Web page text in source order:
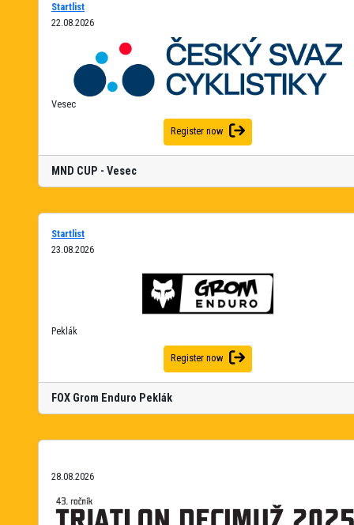
Startlist
22.08.2026
Vesec
Register now
MND CUP - Vesec
Startlist
23.08.2026
Peklák
Register now
FOX Grom Enduro Peklák
28.08.2026